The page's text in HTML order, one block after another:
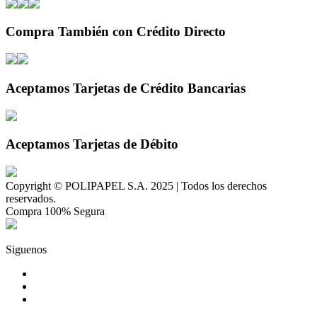
Compra También con Crédito Directo
Aceptamos Tarjetas de Crédito Bancarias
Aceptamos Tarjetas de Débito
Copyright © POLIPAPEL S.A. 2025 | Todos los derechos
reservados.
Compra 100% Segura
Siguenos